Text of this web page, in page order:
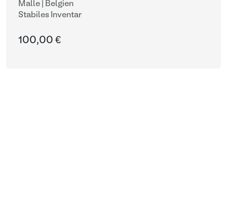
Malle | Belgien
Stabiles Inventar
100,00 €